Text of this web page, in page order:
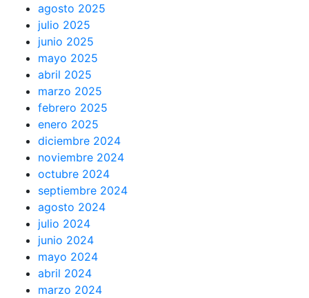
agosto 2025
julio 2025
junio 2025
mayo 2025
abril 2025
marzo 2025
febrero 2025
enero 2025
diciembre 2024
noviembre 2024
octubre 2024
septiembre 2024
agosto 2024
julio 2024
junio 2024
mayo 2024
abril 2024
marzo 2024